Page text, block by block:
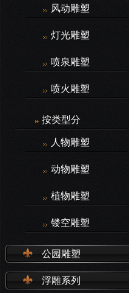
风动雕塑
灯光雕塑
喷泉雕塑
喷火雕塑
按类型分
人物雕塑
动物雕塑
植物雕塑
镂空雕塑
公园雕塑
浮雕系列